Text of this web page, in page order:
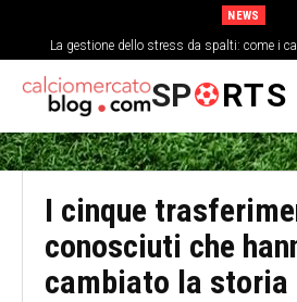
NEWS
La gestione dello stress da spalti: come i
SP RTS
I cinque
conosciuti che
cambiato la storia